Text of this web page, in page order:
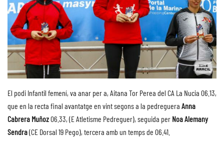
El podi Infantil femení, va anar per a, Aitana Tor Perea del CA La Nucia 06.13,
que en la recta final avantatge en vint segons a la pedreguera Anna
Cabrera Muñoz06.33, (E Atletisme Pedreguer), seguida per Noa Alemany
Sendra(CE Dorsal 19 Pego), tercera amb un temps de 06.41.